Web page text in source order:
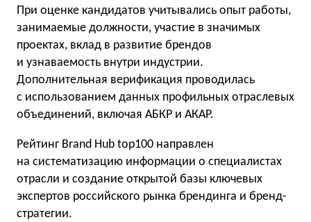
При оценке кандидатов учитывались опыт работы,
занимаемые должности, участие в значимых
проектах, вклад в развитие брендов
и узнаваемость внутри индустрии.
Дополнительная верификация проводилась
с использованием данных профильных отраслевых
объединений, включая АБКР и АКАР.
Рейтинг Brand Hub top100 направлен
на систематизацию информации о специалистах
отрасли и создание открытой базы ключевых
экспертов российского рынка брендинга и бренд-
стратегии.